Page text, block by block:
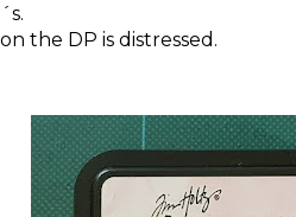
the DP is distressed.